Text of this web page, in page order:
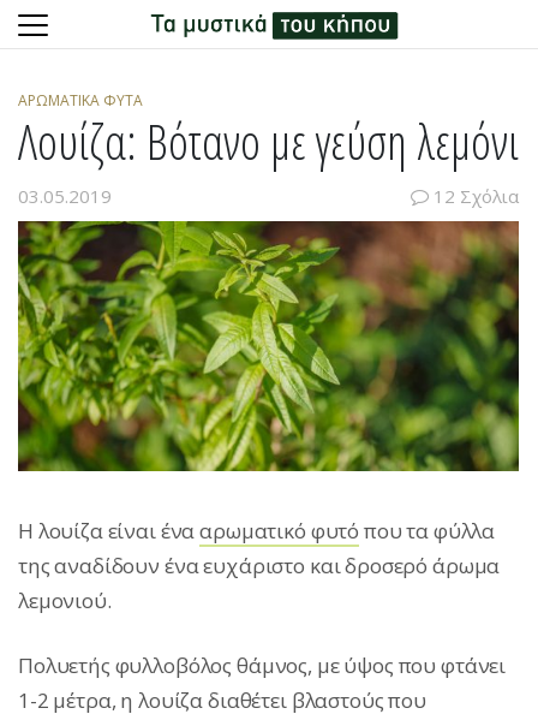
content
ΑΡΩΜΑΤΙΚΆ ΦΥΤΆ
Λουίζα: Βότανο με γεύση λεμόνι
03.05.2019 12 Σχόλια
Η λουίζα είναι ένααρωματικό φυτό που τα φύλλα
της αναδίδουν ένα ευχάριστο και δροσερό άρωμα
λεμονιού.
Πολυετής φυλλοβόλος θάμνος, με ύψος που φτάνει
1-2 μέτρα, η λουίζα διαθέτει βλαστούς που